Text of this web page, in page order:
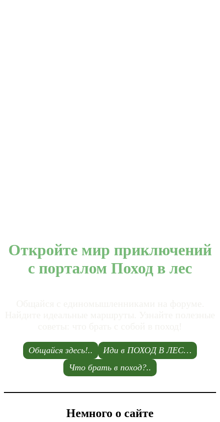
Откройте мир приключений
с порталом Поход в лес
Общайся здесь!..
Иди в ПОХОД В ЛЕС…
Что брать в поход?..
Немного о сайте